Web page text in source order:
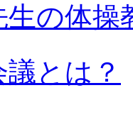
生の体操
とは？